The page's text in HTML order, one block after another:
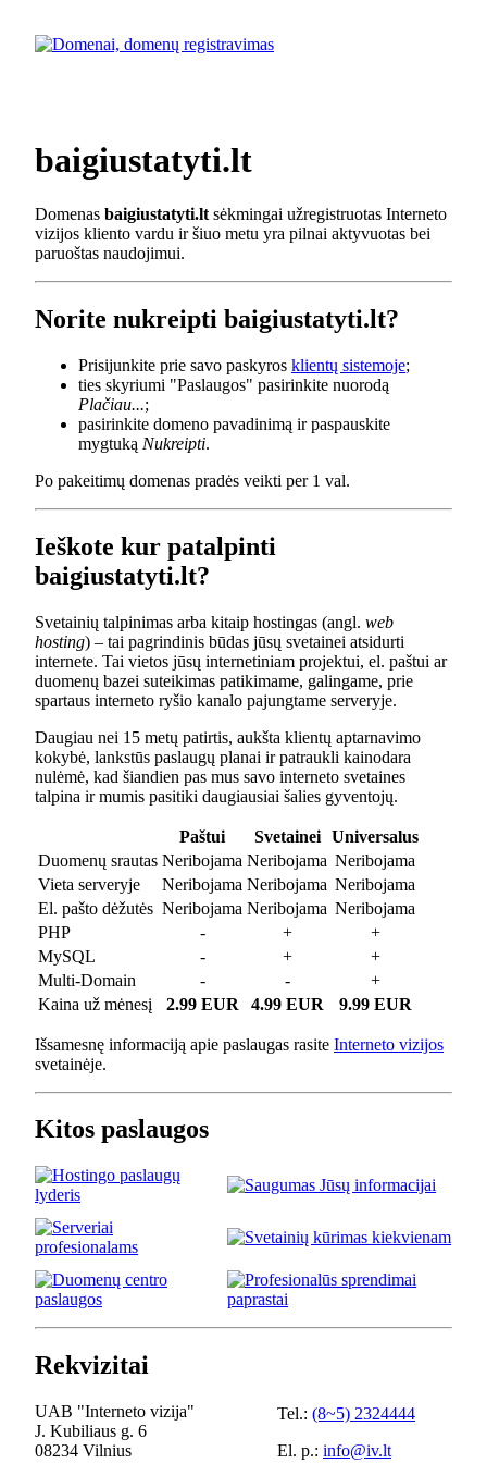
baigiustatyti.lt
Domenas baigiustatyti.lt sėkmingai užregistruotas Interneto
vizijos kliento vardu ir šiuo metu yra pilnai aktyvuotas bei
paruoštas naudojimui.
Norite nukreipti baigiustatyti.lt?
Prisijunkite prie savo paskyros klientų sistemoje;
ties skyriumi "Paslaugos" pasirinkite nuorodą
Plačiau...;
pasirinkite domeno pavadinimą ir paspauskite
mygtuką Nukreipti.
Po pakeitimų domenas pradės veikti per 1 val.
Ieškote kur patalpinti
baigiustatyti.lt?
Svetainių talpinimas arba kitaip hostingas (angl. web
hosting) – tai pagrindinis būdas jūsų svetainei atsidurti
internete. Tai vietos jūsų internetiniam projektui, el. paštui ar
duomenų bazei suteikimas patikimame, galingame, prie
spartaus interneto ryšio kanalo pajungtame serveryje.
Daugiau nei 15 metų patirtis, aukšta klientų aptarnavimo
kokybė, lankstūs paslaugų planai ir patraukli kainodara
nulėmė, kad šiandien pas mus savo interneto svetaines
talpina ir mumis pasitiki daugiausiai šalies gyventojų.
Paštui Svetainei
Universalus
Duomenų srautas Neribojama Neribojama Neribojama
Vieta serveryje
Neribojama Neribojama Neribojama
El. pašto dėžutės Neribojama Neribojama Neribojama
PHP
- +
+
MySQL
- +
+
Multi-Domain
- -
+
Kaina už mėnesį
2.99 EUR 4.99 EUR 9.99 EUR
Išsamesnę informaciją apie paslaugas rasite Interneto vizijos
svetainėje.
Kitos paslaugos
Rekvizitai
UAB "Interneto vizija"
J. Kubiliaus g. 6
08234 Vilnius
Tel.: (8~5) 2324444
El. p.: info@iv.lt